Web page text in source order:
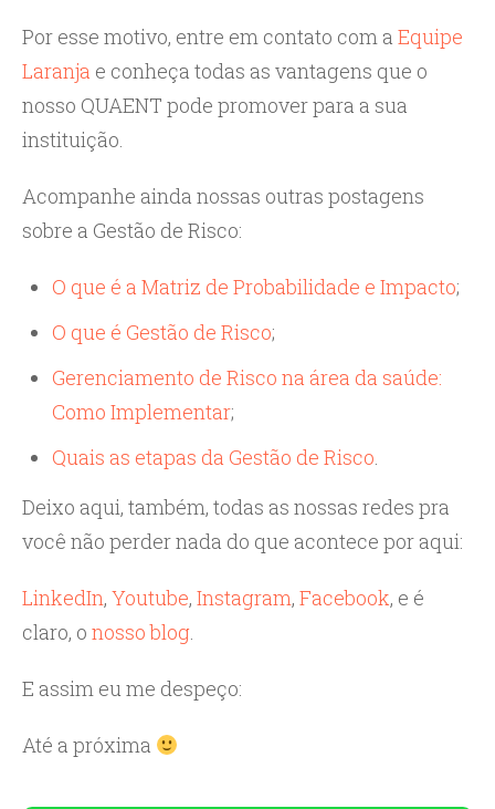
Por esse motivo, entre em contato com a Equipe
Laranja e conheça todas as vantagens que o
nosso QUAENT pode promover para a sua
instituição.
Acompanhe ainda nossas outras postagens
sobre a Gestão de Risco:
O que é a Matriz de Probabilidade e Impacto;
O que é Gestão de Risco;
Gerenciamento de Risco na área da saúde:
Como Implementar;
Quais as etapas da Gestão de Risco.
Deixo aqui, também, todas as nossas redes pra
você não perder nada do que acontece por aqui:
LinkedIn, Youtube, Instagram, Facebook, e é
claro, o nosso blog.
E assim eu me despeço:
Até a próxima